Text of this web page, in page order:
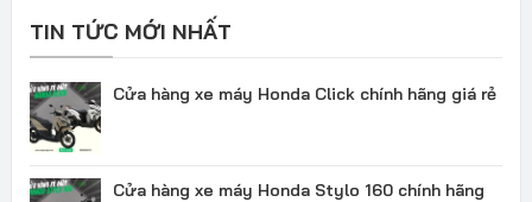
TIN TỨC MỚI NHẤT
Cửa hàng xe máy Honda Click chính hãng giá rẻ
Cửa hàng xe máy Honda Stylo 160 chính hãng